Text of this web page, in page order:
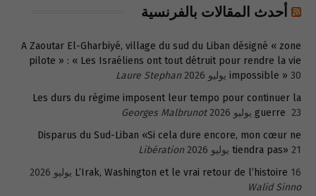
أحدث المقالات بالفرنسية
A Zaoutar El-Gharbiyé, village du sud du Liban désigné « zone
pilote » : « Les Israéliens ont tout détruit pour rendre la vie
impossible » 30 يوليو 2026
Laure Stephan
Les durs du régime imposent leur tempo pour continuer la
guerre 23 يوليو 2026
Georges Malbrunot
Disparus du Sud-Liban «Si cela dure encore, mon cœur ne
tiendra pas» 21 يوليو 2026
Libération
L’Irak, Washington et le vrai retour de l’histoire 16 يوليو 2026
Walid Sinno